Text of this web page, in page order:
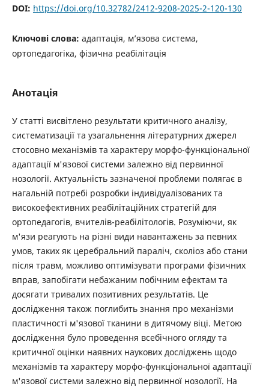
DOI: https://doi.org/10.32782/2412-9208-2025-2-120-130
Ключові слова: адаптація, м’язова система,
ортопедагогіка, фізична реабілітація
Анотація
У статті висвітлено результати критичного аналізу,
систематизації та узагальнення літературних джерел
стосовно механізмів та характеру морфо-функціональної
адаптації м'язової системи залежно від первинної
нозології. Актуальність зазначеної проблеми полягає в
нагальній потребі розробки індивідуалізованих та
високоефективних реабілітаційних стратегій для
ортопедагогів, вчителів-реабілітологів. Розуміючи, як
м'язи реагують на різні види навантажень за певних
умов, таких як церебральний параліч, сколіоз або стани
після травм, можливо оптимізувати програми фізичних
вправ, запобігати небажаним побічним ефектам та
досягати тривалих позитивних результатів. Це
дослідження також поглибить знання про механізми
пластичності м'язової тканини в дитячому віці. Метою
дослідження було проведення всебічного огляду та
критичної оцінки наявних наукових досліджень щодо
механізмів та характеру морфо-функціональної адаптації
м'язової системи залежно від первинної нозології. На